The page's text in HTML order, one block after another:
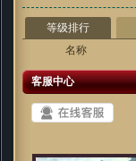
等级排行
名称
客服中心